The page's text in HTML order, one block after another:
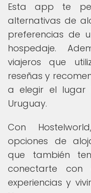
Esta app te
alternativas de
preferencias de
hospedaje.
viajeros que
reseñas y
a elegir el
Uruguay.
Con
opciones de
que también
conectarte con
experiencias y